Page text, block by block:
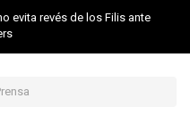
evita revés de los Filis ante